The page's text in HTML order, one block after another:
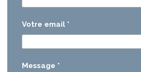
Votre email *
Message *